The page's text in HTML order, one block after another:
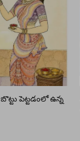
బొట్టు పెట్టడంలో ఉన్న